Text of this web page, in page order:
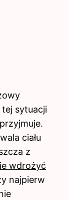
sytuacji
ciału
z
wdrożyć
najpierw